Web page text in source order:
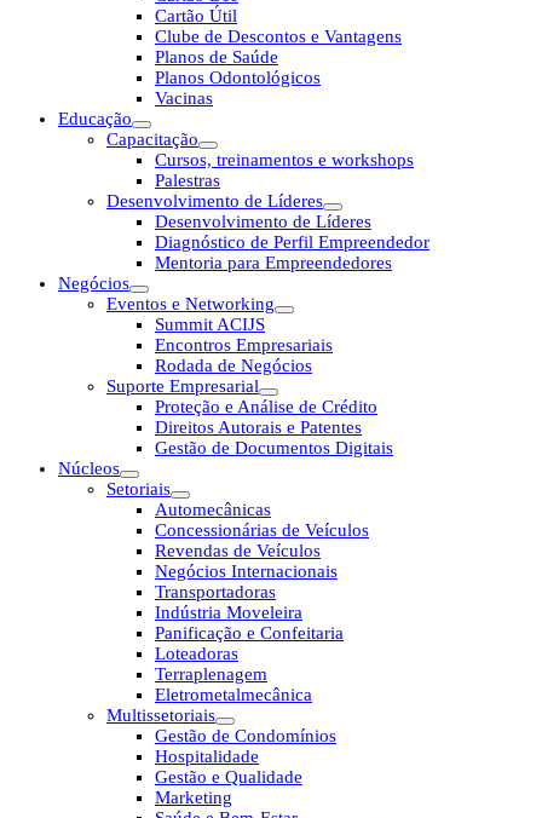
Cartão Útil
Clube de Descontos e Vantagens
Planos de Saúde
Planos Odontológicos
Vacinas
Educação
Capacitação
Cursos, treinamentos e workshops
Palestras
Desenvolvimento de Líderes
Desenvolvimento de Líderes
Diagnóstico de Perfil Empreendedor
Mentoria para Empreendedores
Negócios
Eventos e Networking
Summit ACIJS
Encontros Empresariais
Rodada de Negócios
Suporte Empresarial
Proteção e Análise de Crédito
Direitos Autorais e Patentes
Gestão de Documentos Digitais
Núcleos
Setoriais
Automecânicas
Concessionárias de Veículos
Revendas de Veículos
Negócios Internacionais
Transportadoras
Indústria Moveleira
Panificação e Confeitaria
Loteadoras
Terraplenagem
Eletrometalmecânica
Multissetoriais
Gestão de Condomínios
Hospitalidade
Gestão e Qualidade
Marketing